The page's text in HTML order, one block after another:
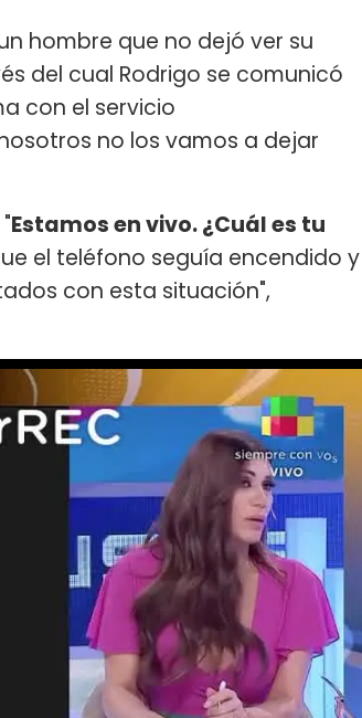
hombre que no dejó ver su
del cual Rodrigo se comunicó
con el servicio
no los vamos a dejar
Estamos en vivo. ¿Cuál es tu
el teléfono seguía encendido y
con esta situación",